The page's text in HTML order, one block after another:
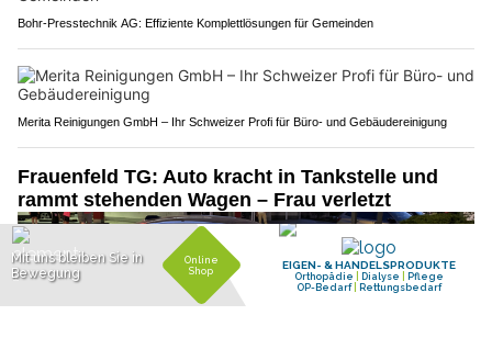
Bohr-Presstechnik AG: Effiziente Komplettlösungen für Gemeinden
Merita Reinigungen GmbH – Ihr Schweizer Profi für Büro- und Gebäudereinigung
Frauenfeld TG: Auto kracht in Tankstelle und
rammt stehenden Wagen – Frau verletzt